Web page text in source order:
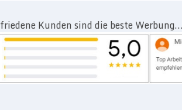
Kunden sind die beste Werbung...